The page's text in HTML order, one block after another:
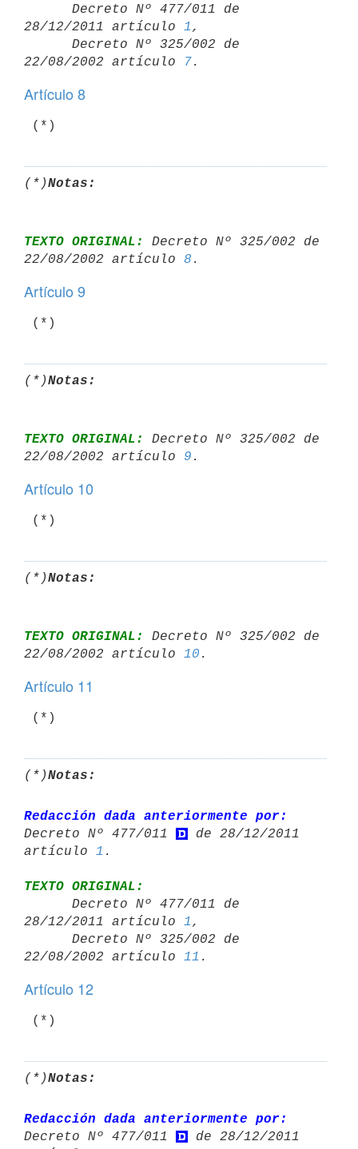
28/12/2011 artículo 1 ,
22/08/2002 artículo
7
Artículo 8
(*)
(*)Notas:
TEXTO ORIGINAL:
Decreto Nº 325/002 de
22/08/2002 artículo 8
Artículo 9
(*)Notas:
TEXTO ORIGINAL:
Decreto Nº 325/002 de
22/08/2002 artículo 9
Artículo 10
(*)
(*)Notas:
TEXTO ORIGINAL:
Decreto Nº 325/002 de
22/08/2002 artículo 10
Artículo 11
(*)
(*)Notas:
Redacción dada anteriormente por:
Decreto Nº 477/011
de 28/12/2011
artículo 1
TEXTO ORIGINAL:
28/12/2011 artículo 1 ,
22/08/2002 artículo 11
Artículo 12
(*)
(*)Notas:
Redacción dada anteriormente por:
Decreto Nº 477/011
de 28/12/2011